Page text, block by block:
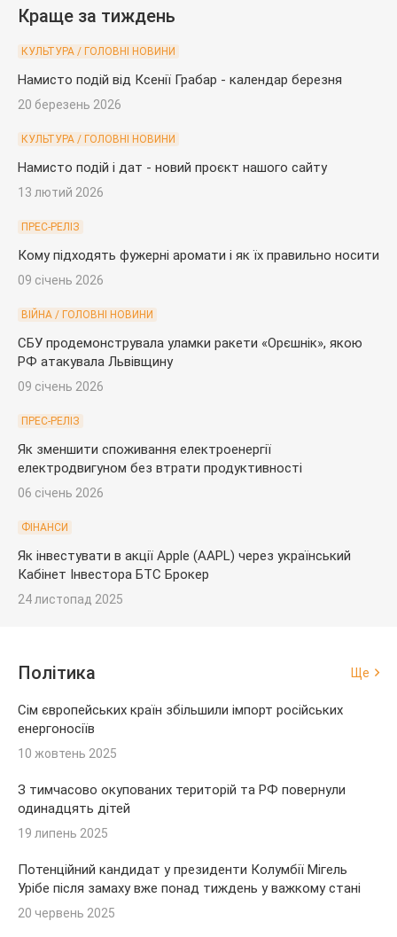
Краще за тиждень
КУЛЬТУРА / ГОЛОВНІ НОВИНИ
Намисто подій від Ксенії Грабар - календар березня
20 березень 2026
КУЛЬТУРА / ГОЛОВНІ НОВИНИ
Намисто подій і дат - новий проєкт нашого сайту
13 лютий 2026
ПРЕС-РЕЛІЗ
Кому підходять фужерні аромати і як їх правильно носити
09 січень 2026
ВІЙНА / ГОЛОВНІ НОВИНИ
СБУ продемонструвала уламки ракети «Орєшнік», якою
РФ атакувала Львівщину
09 січень 2026
ПРЕС-РЕЛІЗ
Як зменшити споживання електроенергії
електродвигуном без втрати продуктивності
06 січень 2026
ФІНАНСИ
Як інвестувати в акції Apple (AAPL) через український
Кабінет Інвестора БТС Брокер
24 листопад 2025
Політика Ще
Сім європейських країн збільшили імпорт російських
енергоносіїв
10 жовтень 2025
З тимчасово окупованих територій та РФ повернули
одинадцять дітей
19 липень 2025
Потенційний кандидат у президенти Колумбії Мігель
Урібе після замаху вже понад тиждень у важкому стані
20 червень 2025